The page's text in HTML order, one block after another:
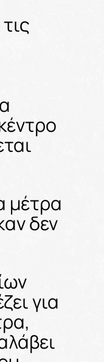
μέτρα
δεν
για